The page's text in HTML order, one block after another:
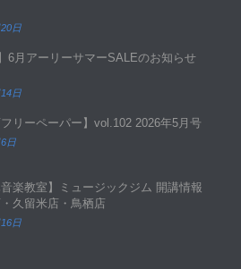
日
6月アーリーサマーSALEのお知らせ
日
フリーペーパー】vol.102 2026年5月号
日
音楽教室】ミュージックジム 開講情報
・久留米店・鳥栖店
日